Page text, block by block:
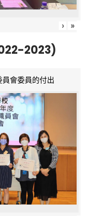
› »
2023)
會委員的付出